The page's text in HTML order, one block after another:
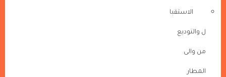
الاستقبا
ل والتوديع
من والى
المطار